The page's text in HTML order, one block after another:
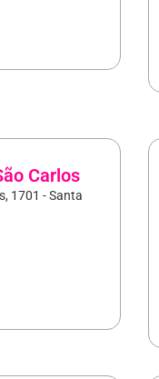
Carlos
1701 - Santa